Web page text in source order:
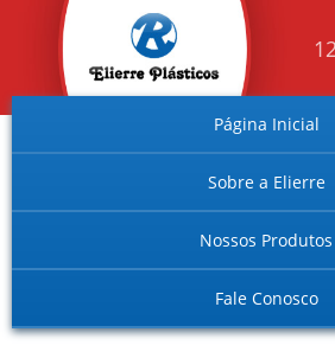
Página Inicial
Sobre a Elierre
Nossos Produtos
Fale Conosco